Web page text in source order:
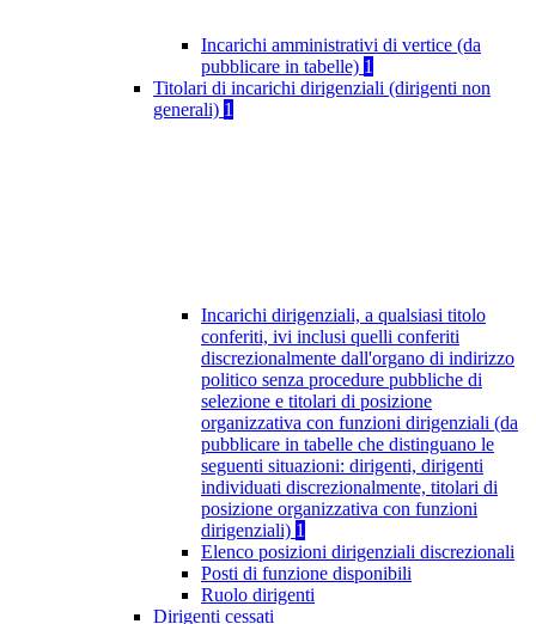
Incarichi amministrativi di vertice (da
pubblicare in tabelle) 1
Titolari di incarichi dirigenziali (dirigenti non
generali) 1
Incarichi dirigenziali, a qualsiasi titolo
conferiti, ivi inclusi quelli conferiti
discrezionalmente dall'organo di indirizzo
politico senza procedure pubbliche di
selezione e titolari di posizione
organizzativa con funzioni dirigenziali (da
pubblicare in tabelle che distinguano le
seguenti situazioni: dirigenti, dirigenti
individuati discrezionalmente, titolari di
posizione organizzativa con funzioni
dirigenziali) 1
Elenco posizioni dirigenziali discrezionali
Posti di funzione disponibili
Ruolo dirigenti
Dirigenti cessati